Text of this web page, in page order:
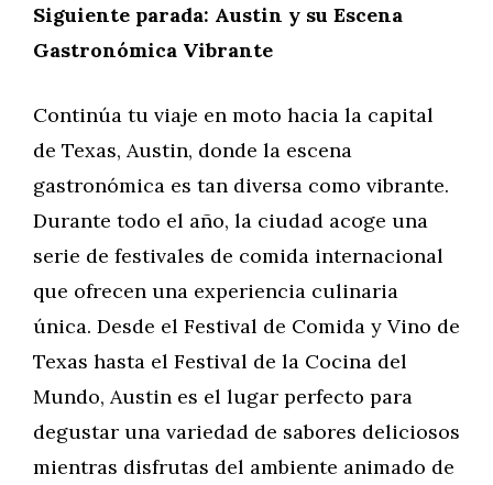
Siguiente parada: Austin y su Escena
Gastronómica Vibrante
Continúa tu viaje en moto hacia la capital
de Texas, Austin, donde la escena
gastronómica es tan diversa como vibrante.
Durante todo el año, la ciudad acoge una
serie de festivales de comida internacional
que ofrecen una experiencia culinaria
única. Desde el Festival de Comida y Vino de
Texas hasta el Festival de la Cocina del
Mundo, Austin es el lugar perfecto para
degustar una variedad de sabores deliciosos
mientras disfrutas del ambiente animado de